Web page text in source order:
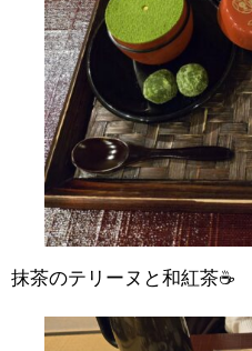
抹茶のテリーヌと和紅茶☕